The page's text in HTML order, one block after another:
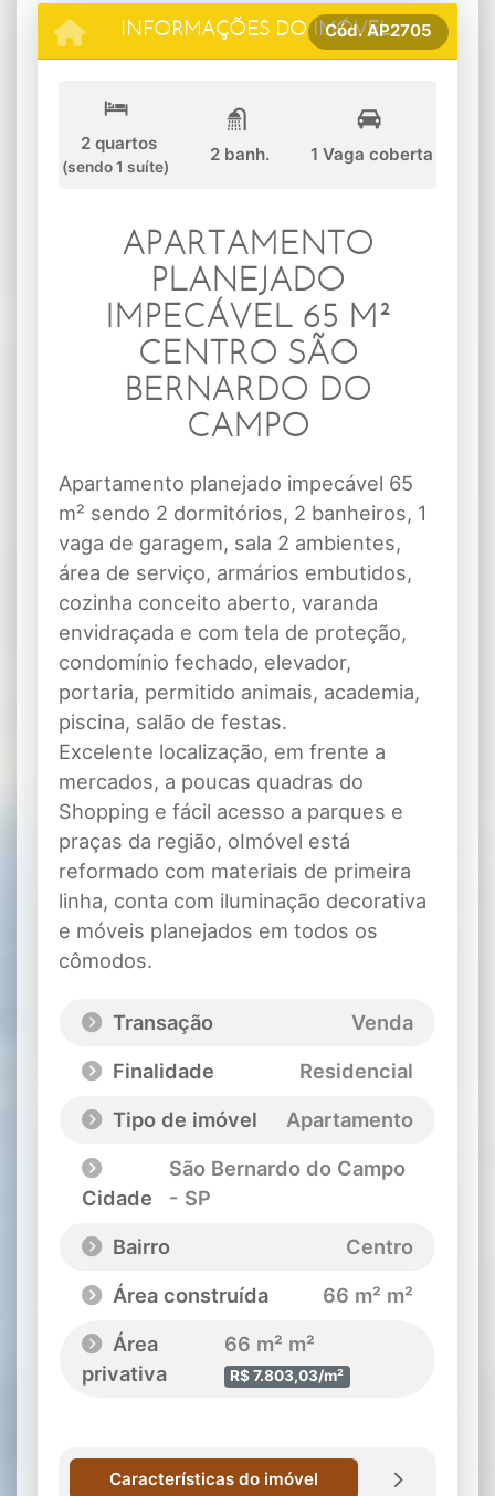
INFORMAÇÕES DO IMÓVEL
2 quartos
(sendo 1 suíte)
2 banh. 1 Vaga coberta
Cód. AP2705
APARTAMENTO
PLANEJADO
IMPECÁVEL 65 M²
CENTRO SÃO
BERNARDO DO
CAMPO
Apartamento planejado impecável 65
m² sendo 2 dormitórios, 2 banheiros, 1
vaga de garagem, sala 2 ambientes,
área de serviço, armários embutidos,
cozinha conceito aberto, varanda
envidraçada e com tela de proteção,
condomínio fechado, elevador,
portaria, permitido animais, academia,
piscina, salão de festas.
Excelente localização, em frente a
mercados, a poucas quadras do
Shopping e fácil acesso a parques e
praças da região, oImóvel está
reformado com materiais de primeira
linha, conta com iluminação decorativa
e móveis planejados em todos os
cômodos.
Transação
Venda
Finalidade
Residencial
Tipo de imóvel
Apartamento
Cidade
São Bernardo do Campo
- SP
Bairro
Centro
Área construída
66 m² m²
Área
privativa
66 m² m²
R$ 7.803,03/m²
Características do imóvel